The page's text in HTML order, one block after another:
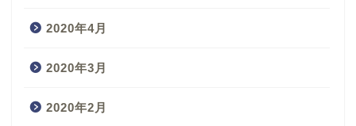
2020年4月
2020年3月
2020年2月